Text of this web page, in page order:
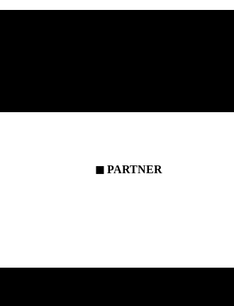
◼ PARTNER